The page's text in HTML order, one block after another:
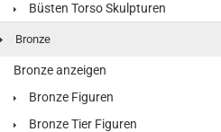
Büsten Torso Skulpturen
Bronze
Bronze anzeigen
Bronze Figuren
Bronze Tier Figuren